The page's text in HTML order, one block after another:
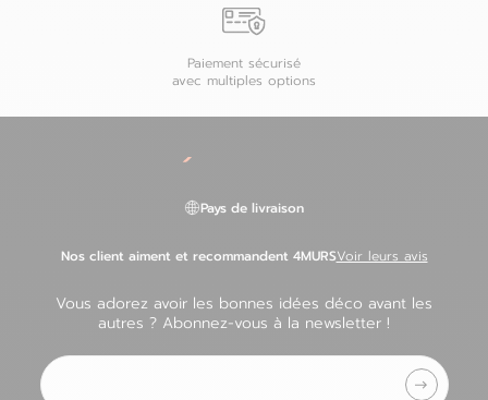
Paiement sécurisé
avec multiples options
Nos client aiment et recommandent 4MURSVoir leurs avis
Pays de livraison
Vous adorez avoir les bonnes idées déco avant les
autres ? Abonnez-vous à la newsletter !